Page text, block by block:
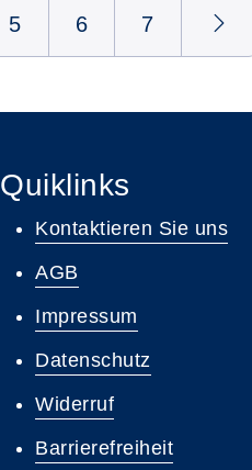
5 6 7
Quiklinks
Kontaktieren Sie uns
AGB
Impressum
Datenschutz
Widerruf
Barrierefreiheit